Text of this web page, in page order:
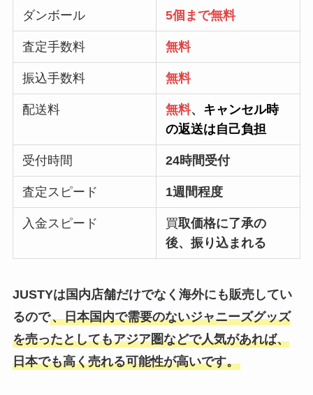
ダンボール 5個まで無料
査定手数料 無料
振込手数料 無料
配送料 無料、 キャンセル時
の返送は自己負担
受付時間 24時間受付
査定スピード 1週間程度
入金スピード 買取価格に了承の
後、振り込まれる
JUSTYは国内店舗だけでなく海外にも販売してい
るので、日本国内で需要のないジャニーズグッズ
を売ったとしてもアジア圏などで人気があれば、
日本でも高く売れる可能性が高いです。